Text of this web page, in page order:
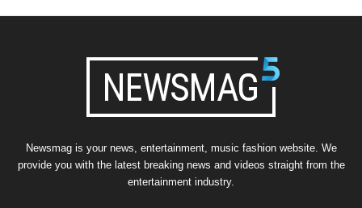
Newsmag is your news, entertainment, music fashion website. We
provide you with the latest breaking news and videos straight from the
entertainment industry.